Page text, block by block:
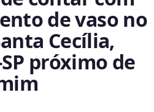
de vaso no
Cecília,
próximo de